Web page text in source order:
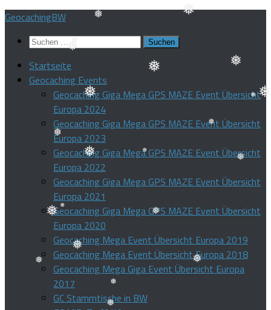
❅
❅
❅
❅
❅ ❅
❅ ❅
❅
❅
❅ ❅
❅
❅
❅
Zum
springen
GeocachingBW
Suchen
Startseite
Geocaching Events
Geocaching Giga Mega GPS MAZE Event Übersicht
Europa 2024
Geocaching Giga Mega GPS MAZE Event Übersicht
Europa 2023
Geocaching Giga Mega GPS MAZE Event Übersicht
Europa 2022
Geocaching Giga Mega GPS MAZE Event Übersicht
Europa 2021
Geocaching Giga Mega GPS MAZE Event Übersicht
Europa 2020
Geocaching Mega Event Übersicht Europa 2019
Geocaching Mega Event Übersicht Europa 2018
Geocaching Mega Giga Event Übersicht Europa
2017
GC Stammtische in BW